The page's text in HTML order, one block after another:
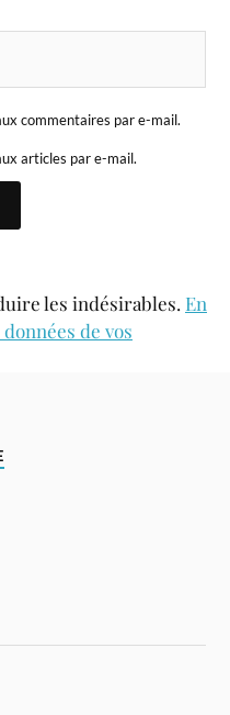
commentaires par e-mail.
articles par e-mail.
les indésirables. En
de vos